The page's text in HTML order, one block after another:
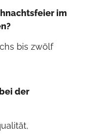
im
bis zwölf
der